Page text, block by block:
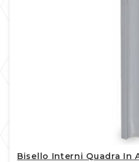
Bisello Interni Quadra In